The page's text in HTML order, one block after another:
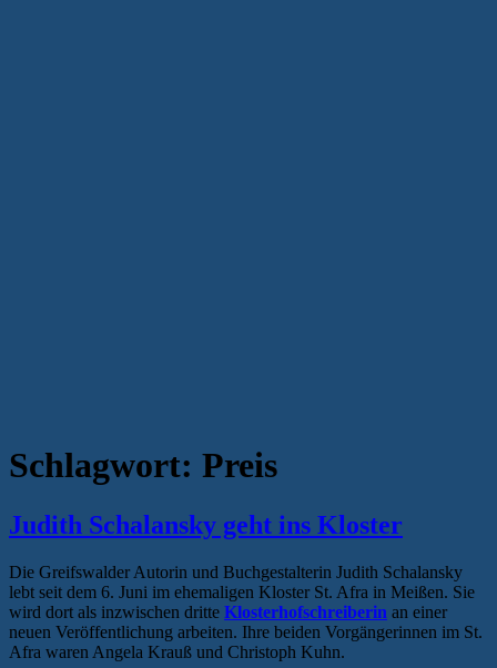
Schlagwort: Preis
Judith Schalansky geht ins Kloster
Die Greifswalder Autorin und Buchgestalterin Judith Schalansky
lebt seit dem 6. Juni im ehemaligen Kloster St. Afra in Meißen. Sie
wird dort als inzwischen dritte Klosterhofschreiberin an einer
neuen Veröffentlichung arbeiten. Ihre beiden Vorgängerinnen im St.
Afra waren Angela Krauß und Christoph Kuhn.